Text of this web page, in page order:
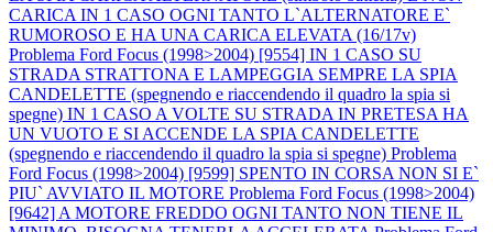
CARICA IN 1 CASO OGNI TANTO L`ALTERNATORE E`
RUMOROSO E HA UNA CARICA ELEVATA (16/17v)
Problema Ford Focus (1998>2004) [9554] IN 1 CASO SU
STRADA STRATTONA E LAMPEGGIA SEMPRE LA SPIA
CANDELETTE (spegnendo e riaccendendo il quadro la spia si
spegne) IN 1 CASO A VOLTE SU STRADA IN PRETESA HA
UN VUOTO E SI ACCENDE LA SPIA CANDELETTE
(spegnendo e riaccendendo il quadro la spia si spegne) Problema
Ford Focus (1998>2004) [9599] SPENTO IN CORSA NON SI E`
PIU` AVVIATO IL MOTORE Problema Ford Focus (1998>2004)
[9642] A MOTORE FREDDO OGNI TANTO NON TIENE IL